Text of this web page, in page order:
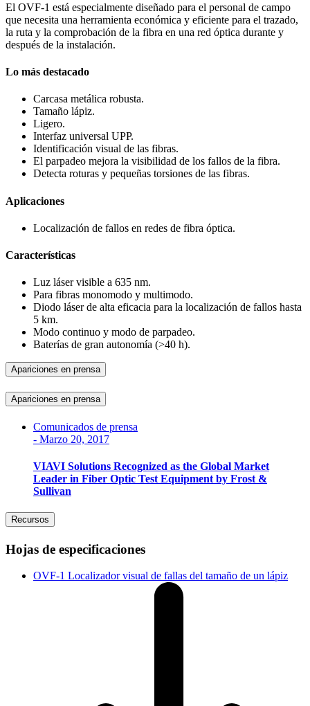
El OVF-1 está especialmente diseñado para el personal de campo
que necesita una herramienta económica y eficiente para el trazado,
la ruta y la comprobación de la fibra en una red óptica durante y
después de la instalación.
Lo más destacado
Carcasa metálica robusta.
Tamaño lápiz.
Ligero.
Interfaz universal UPP.
Identificación visual de las fibras.
El parpadeo mejora la visibilidad de los fallos de la fibra.
Detecta roturas y pequeñas torsiones de las fibras.
Aplicaciones
Localización de fallos en redes de fibra óptica.
Características
Luz láser visible a 635 nm.
Para fibras monomodo y multimodo.
Diodo láser de alta eficacia para la localización de fallos hasta
5 km.
Modo continuo y modo de parpadeo.
Baterías de gran autonomía (>40 h).
Apariciones en prensa
Apariciones en prensa
Comunicados de prensa
- Marzo 20, 2017
VIAVI Solutions Recognized as the Global Market
Leader in Fiber Optic Test Equipment by Frost &
Sullivan
Recursos
Hojas de especificaciones
OVF-1 Localizador visual de fallas del tamaño de un lápiz